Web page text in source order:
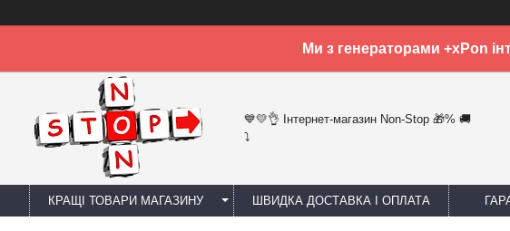
Ми з генераторами +xPon
💙💛👌 Інтернет-магазин Non-Stop 🎁% 🚚
⤵
КРАЩІ ТОВАРИ МАГАЗИНУ ШВИДКА ДОСТАВКА І ОПЛАТА